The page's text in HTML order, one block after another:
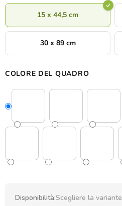
15 x 44,5 cm
30 x 89 cm
COLORE DEL QUADRO
Disponibilità:Scegliere la variante